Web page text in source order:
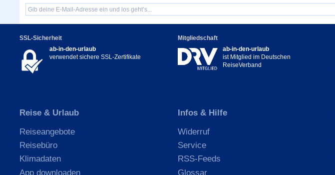
SSL-Sicherheit
ab-in-den-urlaub
verwendet sichere SSL-Zertifikate
Mitgliedschaft
ab-in-den-urlaub
ist Mitglied im Deutschen
ReiseVerband
Reise & Urlaub
Reiseangebote
Reisebüro
Klimadaten
App downloaden
Infos & Hilfe
Widerruf
Service
RSS-Feeds
Glossar